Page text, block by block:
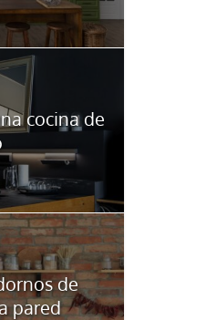
cocina de
de
pared